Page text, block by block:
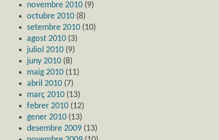
novembre 2010 (9)
octubre 2010 (8)
setembre 2010 (10)
agost 2010 (3)
juliol 2010 (9)
juny 2010 (8)
maig 2010 (11)
abril 2010 (7)
març 2010 (13)
febrer 2010 (12)
gener 2010 (13)
desembre 2009 (13)